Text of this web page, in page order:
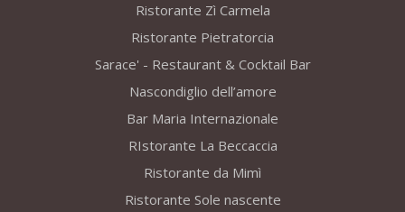
Ristorante Zì Carmela
Ristorante Pietratorcia
Sarace' - Restaurant & Cocktail Bar
Nascondiglio dell’amore
Bar Maria Internazionale
RIstorante La Beccaccia
Ristorante da Mimì
Ristorante Sole nascente